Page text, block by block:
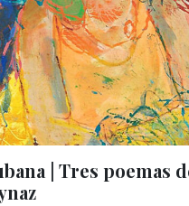
| Tres poemas